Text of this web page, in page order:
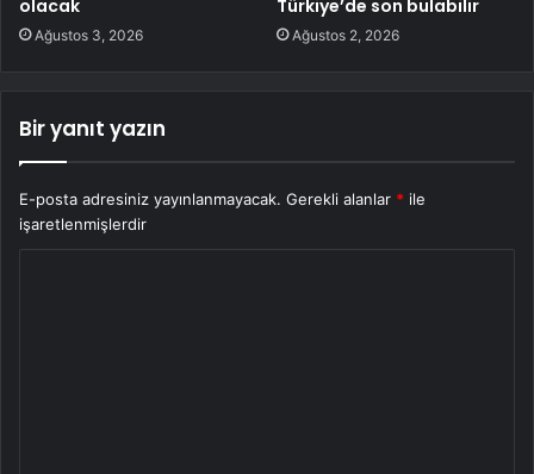
olacak
Ağustos 3, 2026
Türkiye’de son bulabilir
Ağustos 2, 2026
Bir yanıt yazın
E-posta adresiniz yayınlanmayacak. Gerekli alanlar * ile
işaretlenmişlerdir